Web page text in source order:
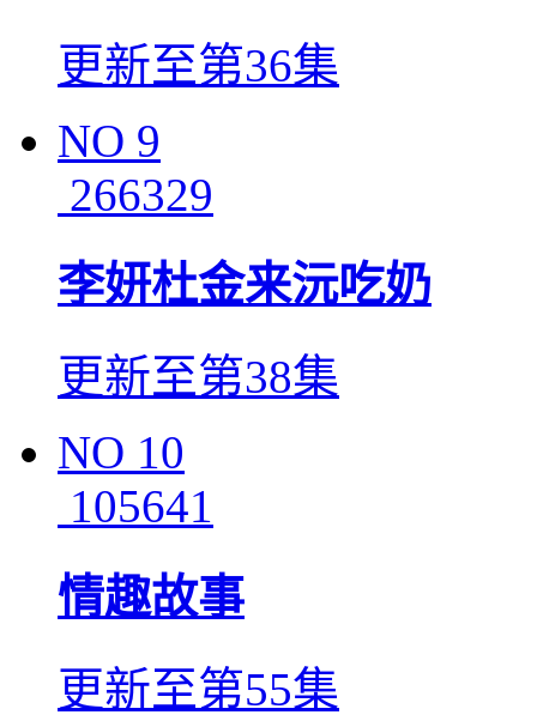
更新至第36集
NO 9
266329
李妍杜金来沅吃奶
更新至第38集
NO 10
105641
情趣故事
更新至第55集